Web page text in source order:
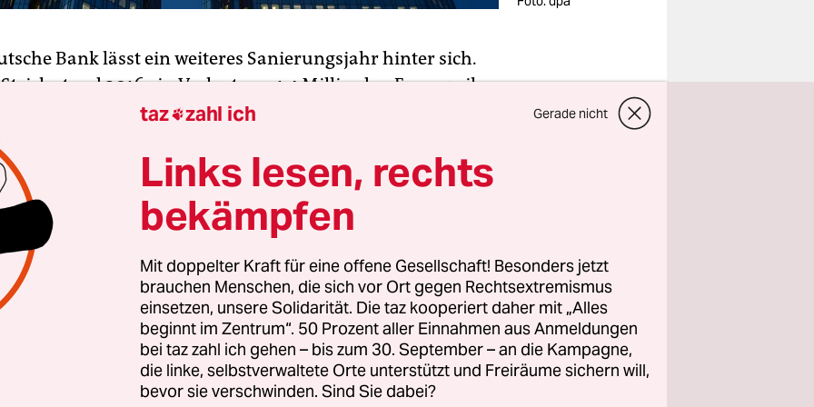
Bank lässt ein weiteres Sanierungsjahr hinter sich.
stand 2016 ein Verlust von 1,4 Milliarden Euro, weil
etliche große Rechtsstreitigkeiten
Außerdem kämpfte Deutschlands größtes Geldhaus
weiter gegen einen Vertrauensverlust der Kunden an,
abzogen.
des Jahres 2016 spiegeln sowohl den konsequenten
Bank als auch die Marktturbulenzen rund um unser Haus
Vorstandschef John Cryan am Donnerstag Bilanz. Nun
Institut nach vorn, der Start ins neue Jahr sei
taz zahl ich Gerade nicht
Links lesen, rechts
bekämpfen
Mit doppelter Kraft für eine offene Gesellschaft! Besonders jetzt
brauchen Menschen, die sich vor Ort gegen Rechtsextremismus
einsetzen, unsere Solidarität. Die taz kooperiert daher mit „Alles
beginnt im Zentrum“. 50 Prozent aller Einnahmen aus Anmeldungen
bei taz zahl ich gehen – bis zum 30. September – an die Kampagne,
die linke, selbstverwaltete Orte unterstützt und Freiräume sichern will,
bevor sie verschwinden. Sind Sie dabei?